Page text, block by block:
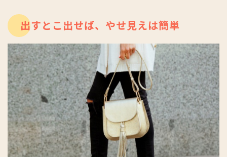
出すとこ出せば、やせ見えは簡単